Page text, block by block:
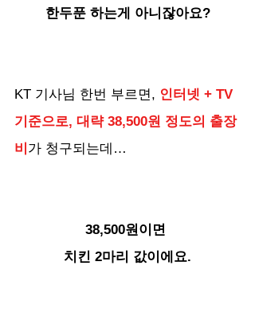
한두푼 하는게 아니잖아요?
KT 기사님 한번 부르면, 인터넷 + TV
기준으로, 대략 38,500원 정도의 출장
비 가 청구되는데…
38,500원이면
치킨 2마리 값이에요.